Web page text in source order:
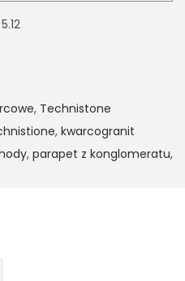
, Technistone
, kwarcogranit
, parapet z konglomeratu,